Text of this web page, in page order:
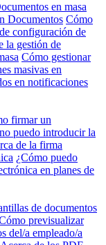
en masa
Documentos Cómo
configuración de
la gestión de
Cómo gestionar
masivas en
en notificaciones
firmar un
puedo introducir la
de la firma
¿Cómo puedo
en planes de
de documentos
previsualizar
del/a empleado/a